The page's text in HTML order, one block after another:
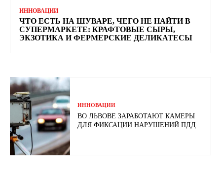
ИННОВАЦИИ
ЧТО ЕСТЬ НА ШУВАРЕ, ЧЕГО НЕ НАЙТИ В
СУПЕРМАРКЕТЕ: КРАФТОВЫЕ СЫРЫ,
ЭКЗОТИКА И ФЕРМЕРСКИЕ ДЕЛИКАТЕСЫ
ИННОВАЦИИ
ВО ЛЬВОВЕ ЗАРАБОТАЮТ КАМЕРЫ
ДЛЯ ФИКСАЦИИ НАРУШЕНИЙ ПДД